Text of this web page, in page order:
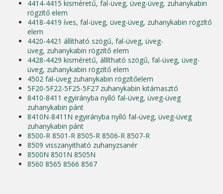
4414-4415 kisméretű, fal-üveg, üveg-üveg, zuhanykabin
rögzítő elem
4418-4419 íves, fal-üveg, üveg-üveg, zuhanykabin rögzítő
elem
4420-4421 állítható szögű, fal-üveg, üveg-
üveg, zuhanykabin rögzítő elem
4428-4429 kisméretű, állítható szögű, fal-üveg, üveg-
üveg, zuhanykabin rögzítő elem
4502 fal-üveg zuhanykabin rögzítőelem
5F20-5F22-5F25-5F27 zuhanykabin kitámasztó
8410-8411 egyirányba nyíló fal-üveg, üveg-üveg
zuhanykabin pánt
8410N-8411N egyirányba nyíló fal-üveg, üveg-üveg
zuhanykabin pánt
8500-R 8501-R 8505-R 8506-R 8507-R
8509 visszanyitható zuhanyzsanér
8500N 8501N 8505N
8560 8565 8566 8567